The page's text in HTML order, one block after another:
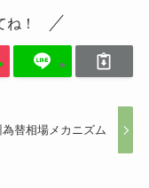
！
為替相場メカニズム